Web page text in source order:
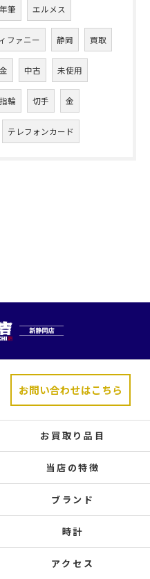
筆 エルメス
ファニー 静岡 買取
中古 未使用
指輪 切手 金
テレフォンカード
お問い合わせはこちら
お買取り品目
当店の特徴
ブランド
時計
アクセス